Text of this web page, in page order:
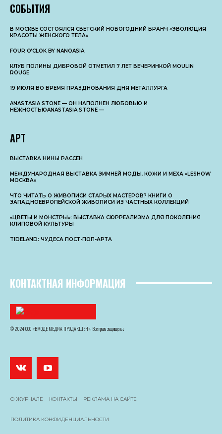
СОБЫТИЯ
В МОСКВЕ СОСТОЯЛСЯ СВЕТСКИЙ НОВОГОДНИЙ БРАНЧ «ЭВОЛЮЦИЯ
КРАСОТЫ ЖЕНСКОГО ТЕЛА»
FOUR O’CLOK BY NANOASIA
КЛУБ ПОЛИНЫ ДИБРОВОЙ ОТМЕТИЛ 7 ЛЕТ ВЕЧЕРИНКОЙ MOULIN
ROUGE
19 ИЮЛЯ ВО ВРЕМЯ ПРАЗДНОВАНИЯ ДНЯ МЕТАЛЛУРГА
ANASTASIA STONE — ОН НАПОЛНЕН ЛЮБОВЬЮ И
НЕЖНОСТЬЮANASTASIA STONE —
АРТ
ВЫСТАВКА НИНЫ РАССЕН
МЕЖДУНАРОДНАЯ ВЫСТАВКА ЗИМНЕЙ МОДЫ, КОЖИ И МЕХА «LESHOW
МОСКВА»
ЧТО ЧИТАТЬ О ЖИВОПИСИ СТАРЫХ МАСТЕРОВ? КНИГИ О
ЗАПАДНОЕВРОПЕЙСКОЙ ЖИВОПИСИ ИЗ ЧАСТНЫХ КОЛЛЕКЦИЙ
«ЦВЕТЫ И МОНСТРЫ»: ВЫСТАВКА СЮРРЕАЛИЗМА ДЛЯ ПОКОЛЕНИЯ
КЛИПОВОЙ КУЛЬТУРЫ
TIDELAND: ЧУДЕСА ПОСТ-ПОП-АРТА
КОНТАКТНАЯ ИНФОРМАЦИЯ
© 2024 ООО «ВМОДЕ МЕДИА ПРОДАКШЕН». Все права защищены.
О ЖУРНАЛЕ КОНТАКТЫ РЕКЛАМА НА САЙТЕ
ПОЛИТИКА КОНФИДЕНЦИАЛЬНОСТИ